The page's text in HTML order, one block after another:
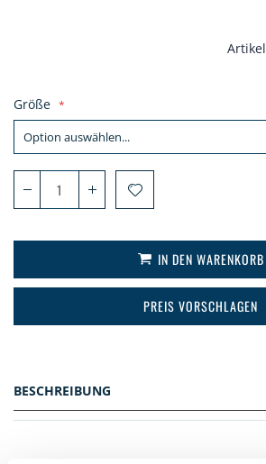
Größe
IN DEN WARENKORB
PREIS VORSCHLAGEN
BESCHREIBUNG